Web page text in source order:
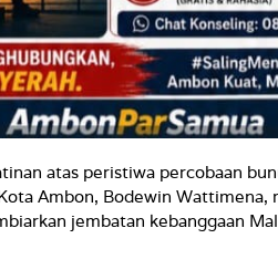
atas peristiwa percobaan
Ambon, Bodewin Wattimena,
jembatan kebanggaan